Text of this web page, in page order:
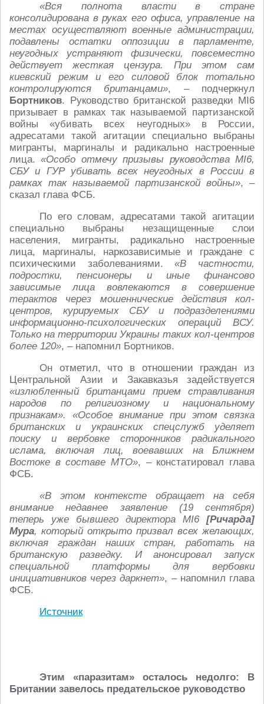
«Вся полнота власти в стране
консолидирована в руках его офиса, управление на
местах осуществляют военные администрации,
подавлены остатки оппозиции в парламенте,
неугодных устраняют физически, повсеместно
действует жесткая цензура. При этом сам
киевский режим и его силовой блок тотально
контролируются британцами», – подчеркнул
Бортников. Руководство британской разведки MI6
призывает в рамках так называемой партизанской
войны «убивать всех неугодных» в России,
адресатами такой агитации специально выбраны
мигранты, маргиналы и радикально настроенные
лица.«Особо отмечу призывы руководства MI6,
СБУ и ГУР убивать всех неугодных в России в
рамках так называемой партизанской войны», –
сказал глава ФСБ.
По его словам, адресатами такой агитации
специально выбраны незащищенные слои
населения, мигранты, радикально настроенные
лица, маргиналы, наркозависимые и граждане с
психическими заболеваниями.«В частности,
подростки, пенсионеры и иные финансово
зависимые лица вовлекаются в совершение
терактов через мошеннические действия кол-
центров, курируемых СБУ и подразделениями
информационно-психологических операций ВСУ.
Только на территории Украины таких кол-центров
более 120», – напомнил Бортников.
Он отметил, что в отношении граждан из
Центральной Азии и Закавказья задействуется
«излюбленный британцами прием стравливания
народов по религиозному и национальному
признакам». «Особое внимание при этом связка
британских и украинских спецслужб уделяет
поиску и вербовке сторонников радикального
ислама, включая лиц, воевавших на Ближнем
Востоке в составе МТО», – констатировал глава
ФСБ.
«В этом контексте обращает на себя
внимание недавнее заявление (19 сентября)
теперь уже бывшего директора MI6 [Ричарда]
Мура, который открыто призвал всех желающих,
включая граждан наших стран, работать на
британскую разведку. И анонсировал запуск
специальной платформы для вербовки
инициативников через даркнет», – напомнил глава
ФСБ.
Источник
Этим «паразитам» осталось недолго: В
Британии завелось предательское руководство